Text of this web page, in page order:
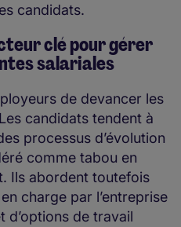
candidats.
clé pour gérer
salariales
de devancer les
candidats tendent à
processus d’évolution
comme tabou en
Ils abordent toutefois
charge par l’entreprise
d’options de travail